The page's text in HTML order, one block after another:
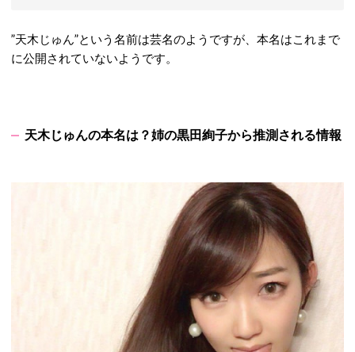
”天木じゅん”という名前は芸名のようですが、本名はこれまで
に公開されていないようです。
天木じゅんの本名は？姉の黒田絢子から推測される情報